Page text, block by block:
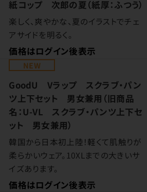
紙コップ 次郎の夏（紙厚：ふつう）
楽しく、爽やかな、夏のイラストでチェ
アサイドを明るく。
価格はログイン後表示
NEW
GoodU Vラップ スクラブ・パン
ツ上下セット 男女兼用（旧商品
名：U-VL スクラブ・パンツ上下セ
ット 男女兼用）
韓国から日本初上陸！軽くて肌触りが
柔らかいウェア。10XLまでの大きいサ
イズあります。
価格はログイン後表示